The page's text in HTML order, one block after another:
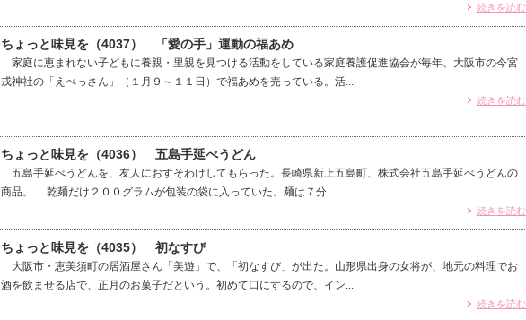
続きを読む
ちょっと味見を（4037） 「愛の手」運動の福あめ
家庭に恵まれない子どもに養親・里親を見つける活動をしている家庭養護促進協会が毎年、大阪市の今宮
戎神社の「えべっさん」（１月９～１１日）で福あめを売っている。活...
続きを読む
ちょっと味見を（4036） 五島手延べうどん
五島手延べうどんを、友人におすそわけしてもらった。長崎県新上五島町、株式会社五島手延べうどんの
商品。 乾麺だけ２００グラムが包装の袋に入っていた。麺は７分...
続きを読む
ちょっと味見を（4035） 初なすび
大阪市・恵美須町の居酒屋さん「美遊」で、「初なすび」が出た。山形県出身の女将が、地元の料理でお
酒を飲ませる店で、正月のお菓子だという。初めて口にするので、イン...
続きを読む